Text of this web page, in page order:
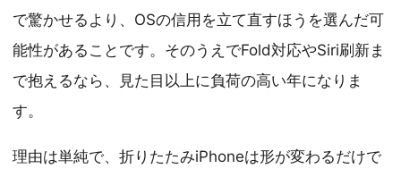
で驚かせるより、OSの信用を立て直すほうを選んだ可
能性があることです。そのうえでFold対応やSiri刷新ま
で抱えるなら、見た目以上に負荷の高い年になりま
す。
理由は単純で、折りたたみiPhoneは形が変わるだけで